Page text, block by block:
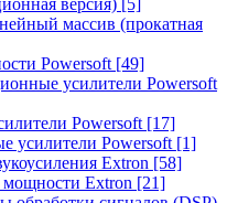
версия) [5]
массив (прокатная
Powersoft [49]
усилители Powersoft
Powersoft [17]
усилители Powersoft [1]
Extron [58]
мощности Extron [21]